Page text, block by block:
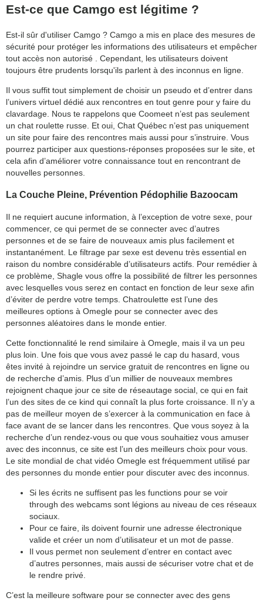
Est-ce que Camgo est légitime ?
Est-il sûr d'utiliser Camgo ? Camgo a mis en place des mesures de
sécurité pour protéger les informations des utilisateurs et empêcher
tout accès non autorisé . Cependant, les utilisateurs doivent
toujours être prudents lorsqu'ils parlent à des inconnus en ligne.
Il vous suffit tout simplement de choisir un pseudo et d’entrer dans
l’univers virtuel dédié aux rencontres en tout genre pour y faire du
clavardage. Nous te rappelons que Coomeet n’est pas seulement
un chat roulette russe. Et oui, Chat Québec n’est pas uniquement
un site pour faire des rencontres mais aussi pour s’instruire. Vous
pourrez participer aux questions-réponses proposées sur le site, et
cela afin d’améliorer votre connaissance tout en rencontrant de
nouvelles personnes.
La Couche Pleine, Prévention Pédophilie Bazoocam
Il ne requiert aucune information, à l’exception de votre sexe, pour
commencer, ce qui permet de se connecter avec d’autres
personnes et de se faire de nouveaux amis plus facilement et
instantanément. Le filtrage par sexe est devenu très essential en
raison du nombre considérable d’utilisateurs actifs. Pour remédier à
ce problème, Shagle vous offre la possibilité de filtrer les personnes
avec lesquelles vous serez en contact en fonction de leur sexe afin
d’éviter de perdre votre temps. Chatroulette est l’une des
meilleures options à Omegle pour se connecter avec des
personnes aléatoires dans le monde entier.
Cette fonctionnalité le rend similaire à Omegle, mais il va un peu
plus loin. Une fois que vous avez passé le cap du hasard, vous
êtes invité à rejoindre un service gratuit de rencontres en ligne ou
de recherche d’amis. Plus d’un millier de nouveaux membres
rejoignent chaque jour ce site de réseautage social, ce qui en fait
l’un des sites de ce kind qui connaît la plus forte croissance. Il n’y a
pas de meilleur moyen de s’exercer à la communication en face à
face avant de se lancer dans les rencontres. Que vous soyez à la
recherche d’un rendez-vous ou que vous souhaitiez vous amuser
avec des inconnus, ce site est l’un des meilleurs choix pour vous.
Le site mondial de chat vidéo Omegle est fréquemment utilisé par
des personnes du monde entier pour discuter avec des inconnus.
Si les écrits ne suffisent pas les functions pour se voir
through des webcams sont légions au niveau de ces réseaux
sociaux.
Pour ce faire, ils doivent fournir une adresse électronique
valide et créer un nom d’utilisateur et un mot de passe.
Il vous permet non seulement d’entrer en contact avec
d’autres personnes, mais aussi de sécuriser votre chat et de
le rendre privé.
C’est la meilleure software pour se connecter avec des gens